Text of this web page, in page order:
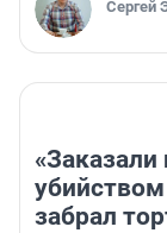
Сергей
«Заказали
забрал